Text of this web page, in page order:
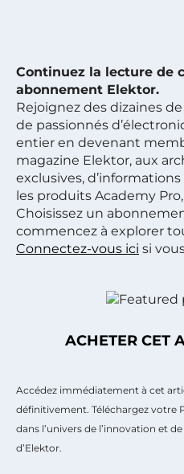
Continuez la lecture de
abonnement Elektor.
Rejoignez des dizaines
de passionnés
entier en devenant
magazine Elektor, aux
exclusives,
les produits Academy
Choisissez un
commencez à explorer
Connectez-vous ici si
ACHETER CET
Accédez immédiatement à cet
définitivement. Téléchargez votre
dans l’univers de l’innovation et
d’Elektor.